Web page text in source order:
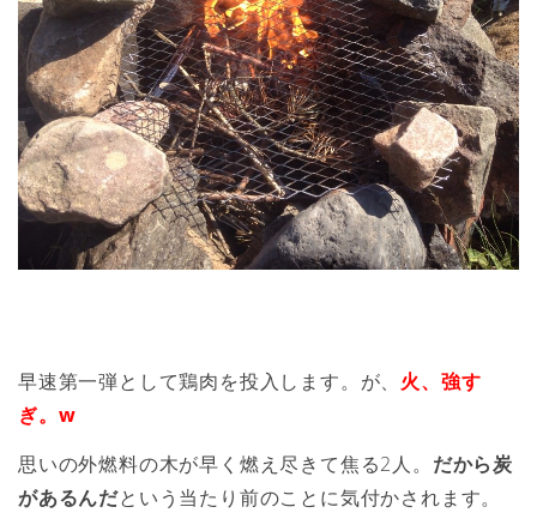
早速第一弾として鶏肉を投入します。が、 火、強す
ぎ。w
思いの外燃料の木が早く燃え尽きて焦る2人。 だから炭
があるんだという当たり前のことに気付かされます。